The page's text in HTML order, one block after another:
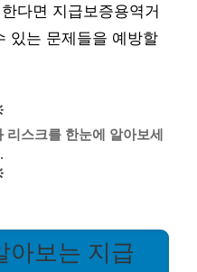
다면 지급보증용역거
있는 문제들을 예방할
스크를 한눈에 알아보세
아보는 지급